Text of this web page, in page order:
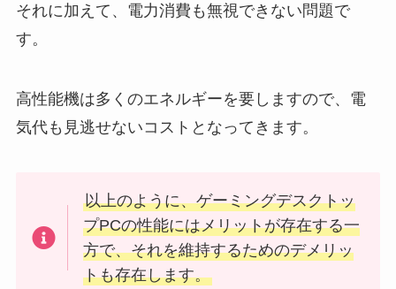
それに加えて、電力消費も無視できない問題で
す。
高性能機は多くのエネルギーを要しますので、電
気代も見逃せないコストとなってきます。
以上のように、ゲーミングデスクトッ
プPCの性能にはメリットが存在する一
方で、それを維持するためのデメリッ
トも存在します。